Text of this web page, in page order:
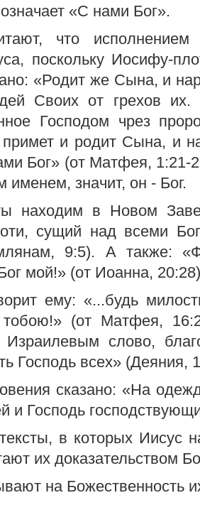
«С нами Бог».
что исполнением
поскольку Иосифу-
«Родит же Сына, и
Своих от грехов
Господом чрез
и родит Сына, и
Бог» (от Матфея, 1:21-
именем, значит, он - Бог.
находим в Новом
сущий над всеми
9:5). А также:
мой!» (от Иоанна,
ему: «...будь
тобою!» (от Матфея,
слово,
Господь всех» (Деяния,
сказано: «На
и Господь
в которых Иисус
их доказательством
на Божественность